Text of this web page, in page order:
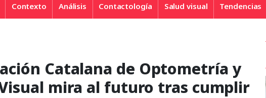
Contexto Análisis Contactología Salud visual Tendencias
Catalana de Optometría y
mira al futuro tras cumplir